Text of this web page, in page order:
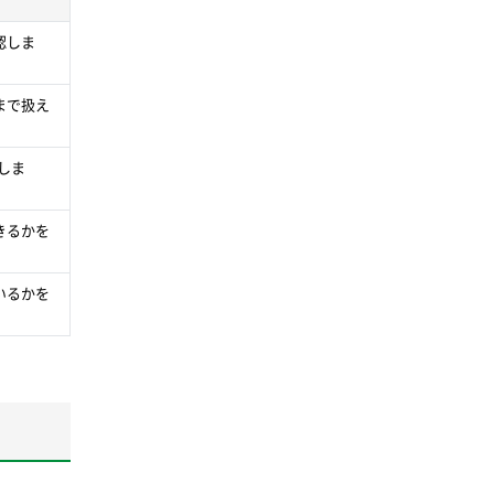
しま
扱え
ま
るかを
るかを